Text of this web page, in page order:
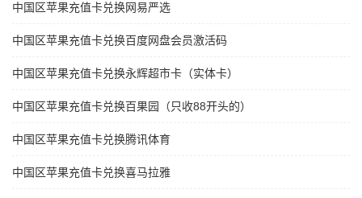
中国区苹果充值卡兑换网易严选
中国区苹果充值卡兑换百度网盘会员激活码
中国区苹果充值卡兑换永辉超市卡（实体卡）
中国区苹果充值卡兑换百果园（只收88开头的）
中国区苹果充值卡兑换腾讯体育
中国区苹果充值卡兑换喜马拉雅